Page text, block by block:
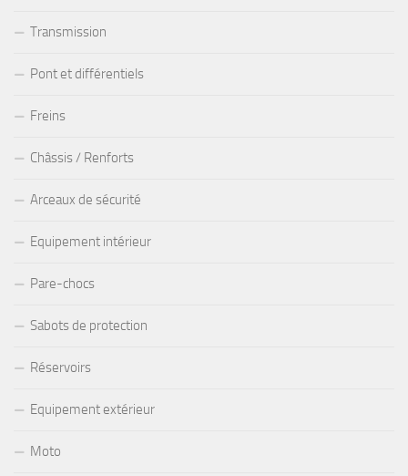
Transmission
Pont et différentiels
Freins
Châssis / Renforts
Arceaux de sécurité
Equipement intérieur
Pare-chocs
Sabots de protection
Réservoirs
Equipement extérieur
Moto